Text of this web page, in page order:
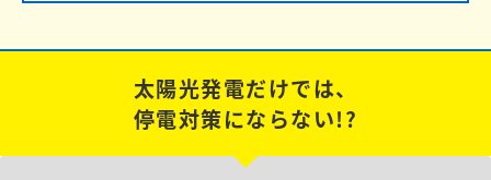
太陽光発電だけでは、
停電対策にならない!?